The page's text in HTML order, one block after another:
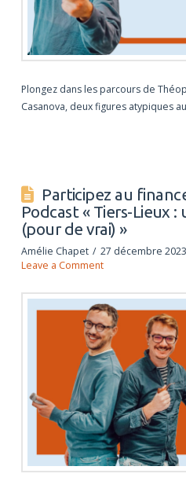
Plongez dans les parcours de
Casanova, deux figures atypiques
Participez au
Podcast « Tiers-Lieux
(pour de vrai) »
Amélie Chapet 27 décembre 2023
Leave a Comment